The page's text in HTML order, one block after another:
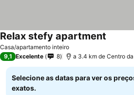
Casa/apartamento inteiro
Relax stefy apartment
9,1 Excelente 8 a 3.4 km de Centro
Selecione as datas para ver os
exatos.